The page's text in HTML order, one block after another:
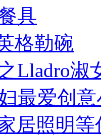
具
格勒碗
Lladro淑
最爱创
居照明等